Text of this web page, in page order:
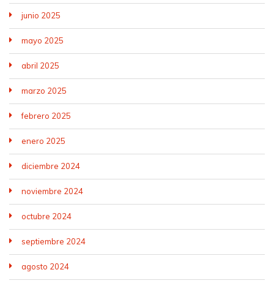
junio 2025
mayo 2025
abril 2025
marzo 2025
febrero 2025
enero 2025
diciembre 2024
noviembre 2024
octubre 2024
septiembre 2024
agosto 2024